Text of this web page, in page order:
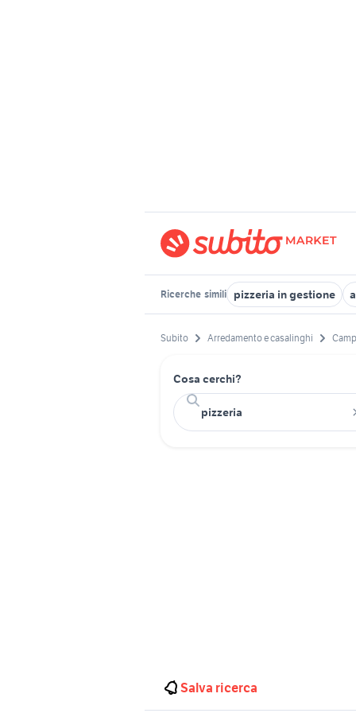
Ricerche simili pizzeria in gestione
Subito Arredamento e casalinghi
Cosa cerchi?
Salva ricerca